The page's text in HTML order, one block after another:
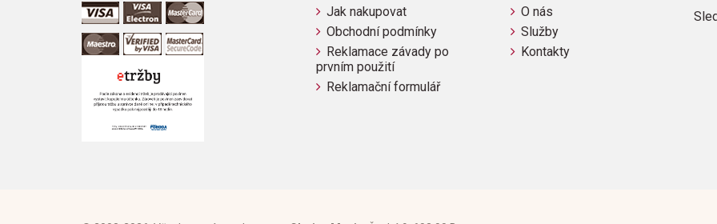
Jak nakupovat
Obchodní podmínky
Reklamace závady po
prvním použití
Reklamační formulář
O nás
Služby
Kontakty